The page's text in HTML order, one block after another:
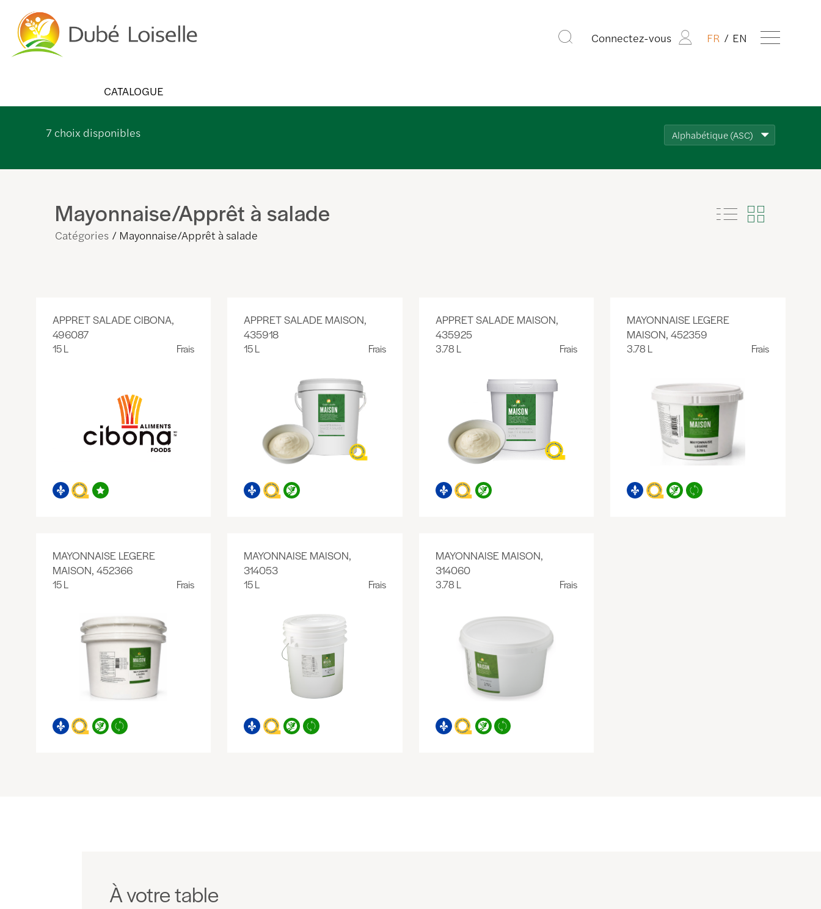
Connectez-vous FR EN
CATALOGUE
7 choix disponibles Alphabétique (ASC)
Mayonnaise/Apprêt à salade
Catégories Mayonnaise/Apprêt à salade
APPRET SALADE CIBONA,
496087
15 L Frais
APPRET SALADE MAISON,
435918
15 L Frais
APPRET SALADE MAISON,
435925
3.78 L Frais
MAYONNAISE LEGERE
MAISON, 452359
3.78 L Frais
MAYONNAISE LEGERE
MAISON, 452366
15 L Frais
MAYONNAISE MAISON,
314053
15 L Frais
MAYONNAISE MAISON,
314060
3.78 L Frais
À votre table